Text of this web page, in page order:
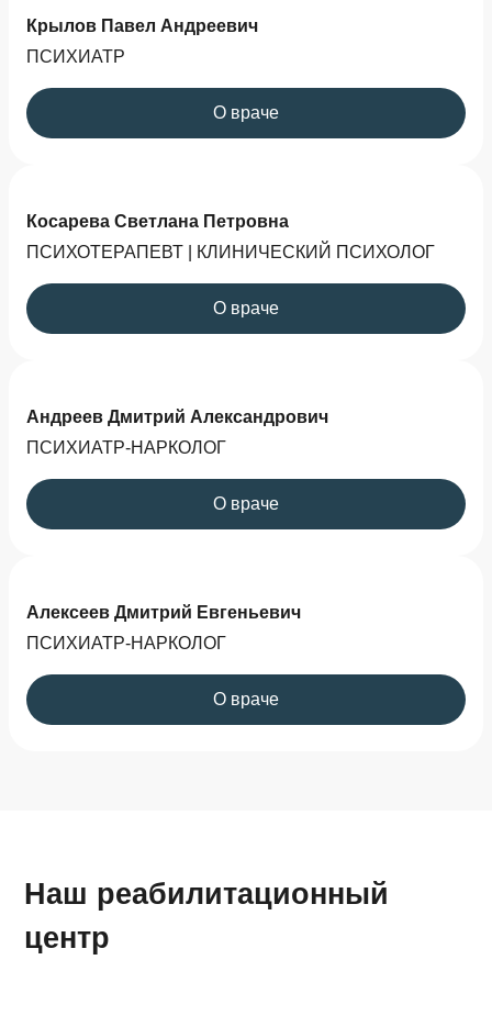
Крылов Павел Андреевич
ПСИХИАТР
О враче
Косарева Светлана Петровна
ПСИХОТЕРАПЕВТ | КЛИНИЧЕСКИЙ ПСИХОЛОГ
О враче
Андреев Дмитрий Александрович
ПСИХИАТР-НАРКОЛОГ
О враче
Алексеев Дмитрий Евгеньевич
ПСИХИАТР-НАРКОЛОГ
О враче
Наш реабилитационный
центр